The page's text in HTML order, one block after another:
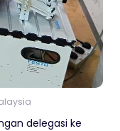
delegasi ke